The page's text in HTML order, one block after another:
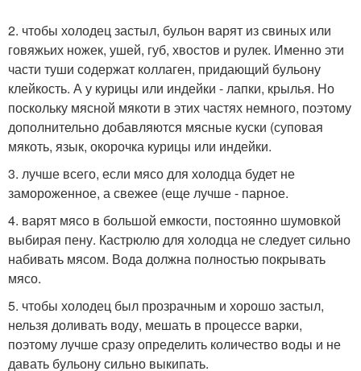
2. чтобы холодец застыл, бульон варят из свиных или
говяжьих ножек, ушей, губ, хвостов и рулек. Именно эти
части туши содержат коллаген, придающий бульону
клейкость. А у курицы или индейки - лапки, крылья. Но
поскольку мясной мякоти в этих частях немного, поэтому
дополнительно добавляются мясные куски (суповая
мякоть, язык, окорочка курицы или индейки.
3. лучше всего, если мясо для холодца будет не
замороженное, а свежее (еще лучше - парное.
4. варят мясо в большой емкости, постоянно шумовкой
выбирая пену. Кастрюлю для холодца не следует сильно
набивать мясом. Вода должна полностью покрывать
мясо.
5. чтобы холодец был прозрачным и хорошо застыл,
нельзя доливать воду, мешать в процессе варки,
поэтому лучше сразу определить количество воды и не
давать бульону сильно выкипать.